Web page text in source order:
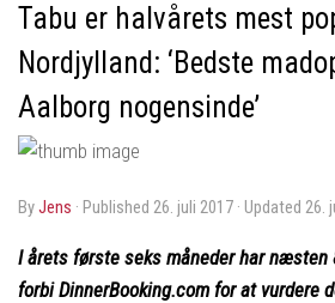
Tabu er halvårets mest
Nordjylland: ‘Bedste
Aalborg nogensinde’
byJens · Published 26. juli 2017 · Updated 26.
I årets første seks måneder har næsten
forbi DinnerBooking.com for at vurdere